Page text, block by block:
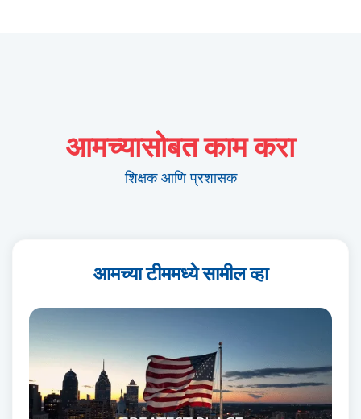
आमच्यासोबत काम करा
शिक्षक आणि प्रशासक
आमच्या टीममध्ये सामील व्हा